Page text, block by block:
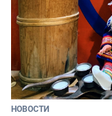
НОВОСТИ